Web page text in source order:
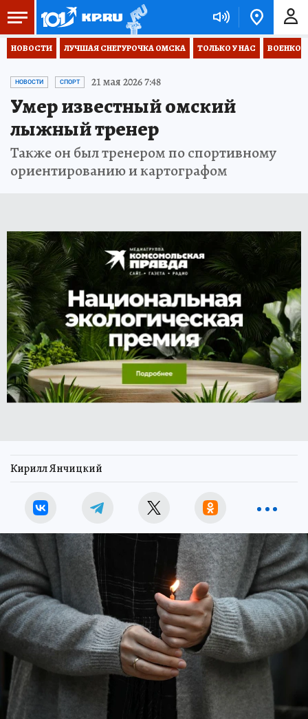
НОВОСТИ ЛУЧШАЯ СНЕГУРОЧКА ОМСКА ТОЛЬКО У НАС
НОВОСТИ СПОРТ 21 мая 2026 7:48
Умер известный омский
лыжный тренер
Также он был тренером по спортивному
ориентированию и картографом
Кирилл Янчицкий